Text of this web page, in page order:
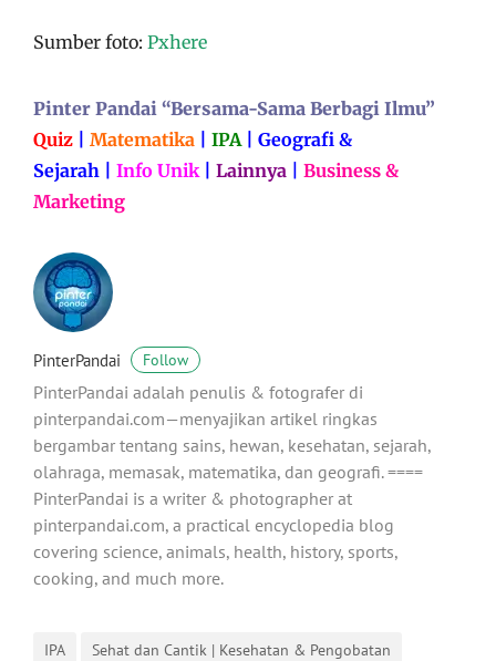
Sumber foto: Pxhere
Pinter Pandai “Bersama-Sama Berbagi Ilmu”
Quiz
Matematika IPA
Geografi &
Sejarah
Info Unik Lainnya
Business &
Marketing
PinterPandai Follow
PinterPandai adalah penulis & fotografer di
pinterpandai.com—menyajikan artikel ringkas
bergambar tentang sains, hewan, kesehatan, sejarah,
olahraga, memasak, matematika, dan geografi. ====
PinterPandai is a writer & photographer at
pinterpandai.com, a practical encyclopedia blog
covering science, animals, health, history, sports,
cooking, and much more.
IPA Sehat dan Cantik | Kesehatan & Pengobatan